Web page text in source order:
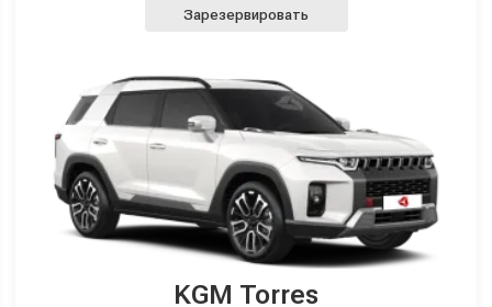
Зарезервировать
KGM Torres